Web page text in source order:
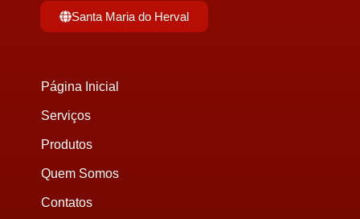
Santa Maria do Herval
Página Inicial
Serviços
Produtos
Quem Somos
Contatos